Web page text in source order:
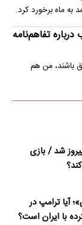
تفاهم‌نامه
باشند، من هم
شد / بازی
آیا ترامپ در
با ایران است؟